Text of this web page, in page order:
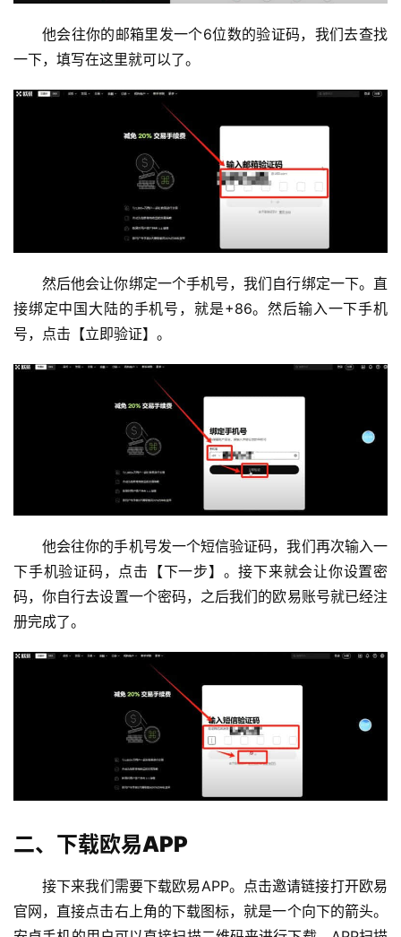
他会往你的邮箱里发一个6位数的验证码，我们去查找
一下，填写在这里就可以了。
然后他会让你绑定一个手机号，我们自行绑定一下。直
接绑定中国大陆的手机号，就是+86。然后输入一下手机
号，点击【立即验证】。
他会往你的手机号发一个短信验证码，我们再次输入一
下手机验证码，点击【下一步】。接下来就会让你设置密
码，你自行去设置一个密码，之后我们的欧易账号就已经注
册完成了。
二、下载欧易APP
接下来我们需要下载欧易APP。点击邀请链接打开欧易
官网，直接点击右上角的下载图标，就是一个向下的箭头。